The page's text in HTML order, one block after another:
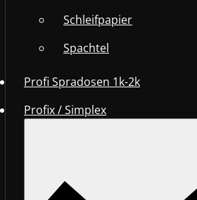
Schleifpapier
Spachtel
Profi Spradosen 1k-2k
Profix / Simplex